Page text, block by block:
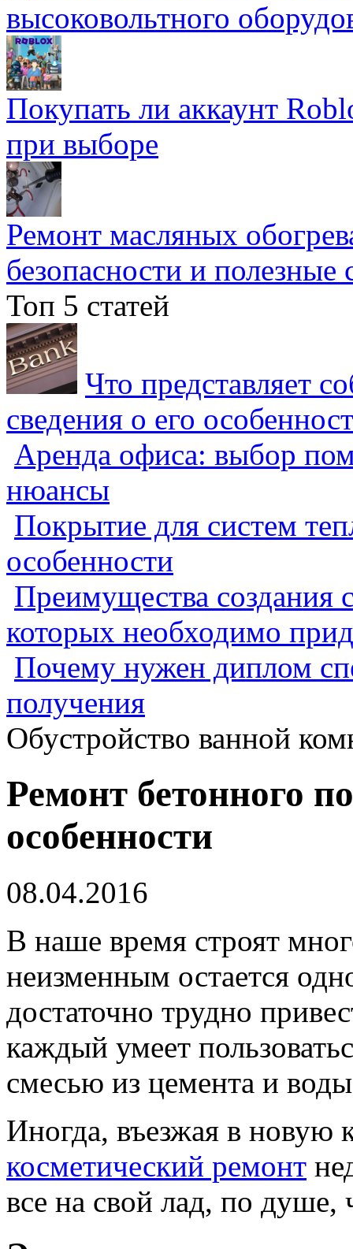
высоковольтного
Покупать ли аккаунт
при выборе
Ремонт масляных
безопасности и полезные
Топ 5 статей
Что представляет
сведения о его
Аренда офиса: выбор
нюансы
Покрытие для систем
особенности
Преимущества создания
которых необходимо
Почему нужен диплом
получения
Обустройство ванной
Ремонт бетонного
особенности
08.04.2016
В наше время строят
неизменным остается
достаточно трудно
каждый умеет
смесью из цемента и
Иногда, въезжая в новую
косметический ремонт
все на свой лад, по